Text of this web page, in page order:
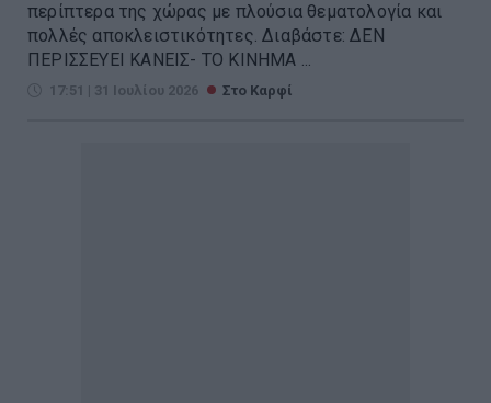
περίπτερα της χώρας με πλούσια θεματολογία και
πολλές αποκλειστικότητες. Διαβάστε: ΔΕΝ
ΠΕΡΙΣΣΕΥΕΙ ΚΑΝΕΙΣ- ΤΟ ΚΙΝΗΜΑ ...
17:51 | 31 Ιουλίου 2026 Στο Καρφί